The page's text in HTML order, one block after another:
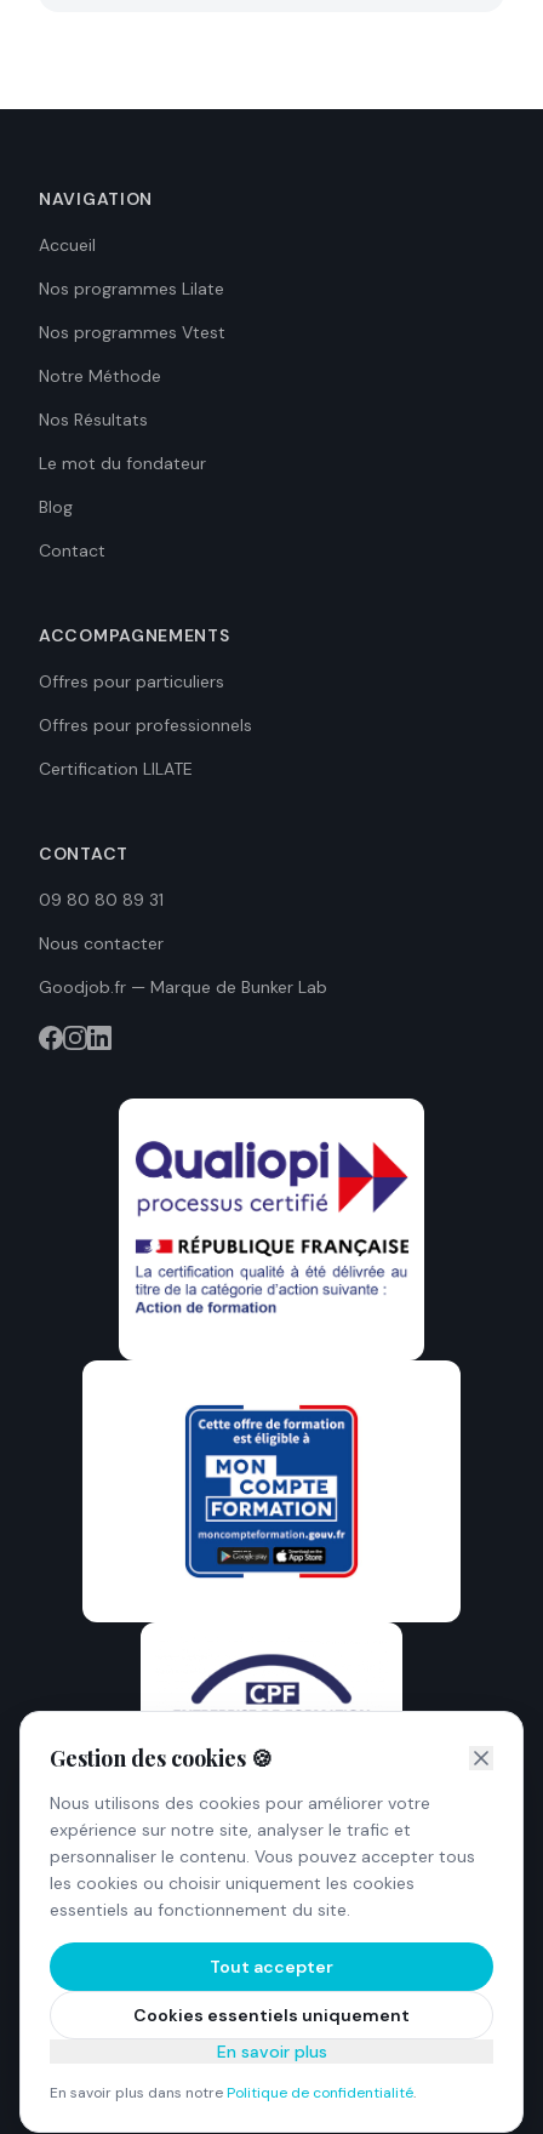
NAVIGATION
Accueil
Nos programmes Lilate
Nos programmes Vtest
Notre Méthode
Nos Résultats
Le mot du fondateur
Blog
Contact
ACCOMPAGNEMENTS
Offres pour particuliers
Offres pour professionnels
Certification LILATE
CONTACT
09 80 80 89 31
Nous contacter
Goodjob.fr — Marque de Bunker Lab
Goodjob.fr — Tous droits réservés
Numéro de déclaration d'activité : 84 73 02230 73 (Auvergne-
Rhône-Alpes)
Politique de confidentialité
Accessibilité Handicap
Gestion des cookies 🍪
Nous utilisons des cookies pour améliorer votre
expérience sur notre site, analyser le trafic et
personnaliser le contenu. Vous pouvez accepter tous
les cookies ou choisir uniquement les cookies
essentiels au fonctionnement du site.
Tout accepter
Cookies essentiels uniquement
En savoir plus
En savoir plus dans notrePolitique de confidentialité.